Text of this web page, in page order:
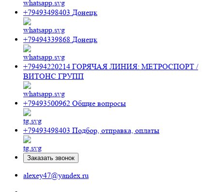
+79493498403 Донецк
+79494339868 Донецк
+79494220214 ГОРЯЧАЯ ЛИНИЯ: МЕТРОСПОРТ /
ВИТОНС ГРУПП
+79493500962 Общие вопросы
+79493498403 Подбор, отправка, оплаты
Заказать звонок
alexey47@yandex.ru